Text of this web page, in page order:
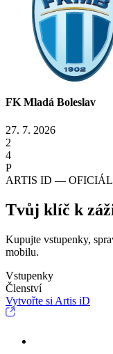
FK Mladá Boleslav
27. 7. 2026
2
4
P
ARTIS ID —
Tvůj klíč k
Kupujte vstupenky,
mobilu.
Vstupenky
Členství
Vytvořte si Artis iD